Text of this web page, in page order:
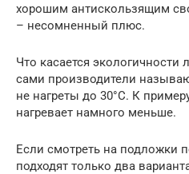
хорошим антискользящим
– несомненный плюс.
Что касается
сами производители
не нагреты до 30°С. К
нагревает намного меньше.
Если смотреть на подложки
подходят только два